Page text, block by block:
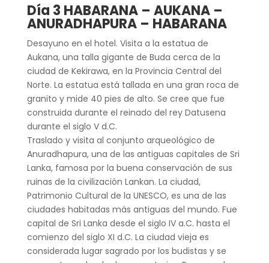
Día 3 HABARANA – AUKANA –
ANURADHAPURA – HABARANA
Desayuno en el hotel. Visita a la estatua de
Aukana, una talla gigante de Buda cerca de la
ciudad de Kekirawa, en la Provincia Central del
Norte. La estatua está tallada en una gran roca de
granito y mide 40 pies de alto. Se cree que fue
construida durante el reinado del rey Datusena
durante el siglo V d.C.
Traslado y visita al conjunto arqueológico de
Anuradhapura, una de las antiguas capitales de Sri
Lanka, famosa por la buena conservación de sus
ruinas de la civilización Lankan. La ciudad,
Patrimonio Cultural de la UNESCO, es una de las
ciudades habitadas más antiguas del mundo. Fue
capital de Sri Lanka desde el siglo IV a.C. hasta el
comienzo del siglo XI d.C. La ciudad vieja es
considerada lugar sagrado por los budistas y se